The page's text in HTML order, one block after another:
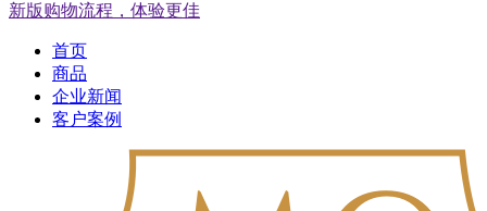
新版购物流程，体验更佳
首页
商品
企业新闻
客户案例